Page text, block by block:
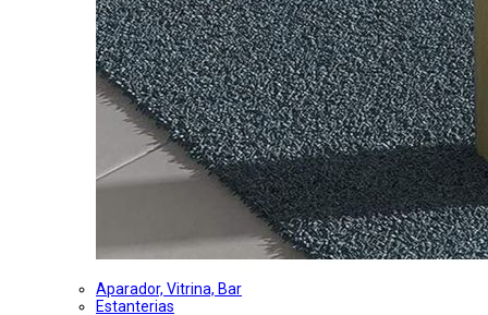
Aparador, Vitrina, Bar
Estanterias